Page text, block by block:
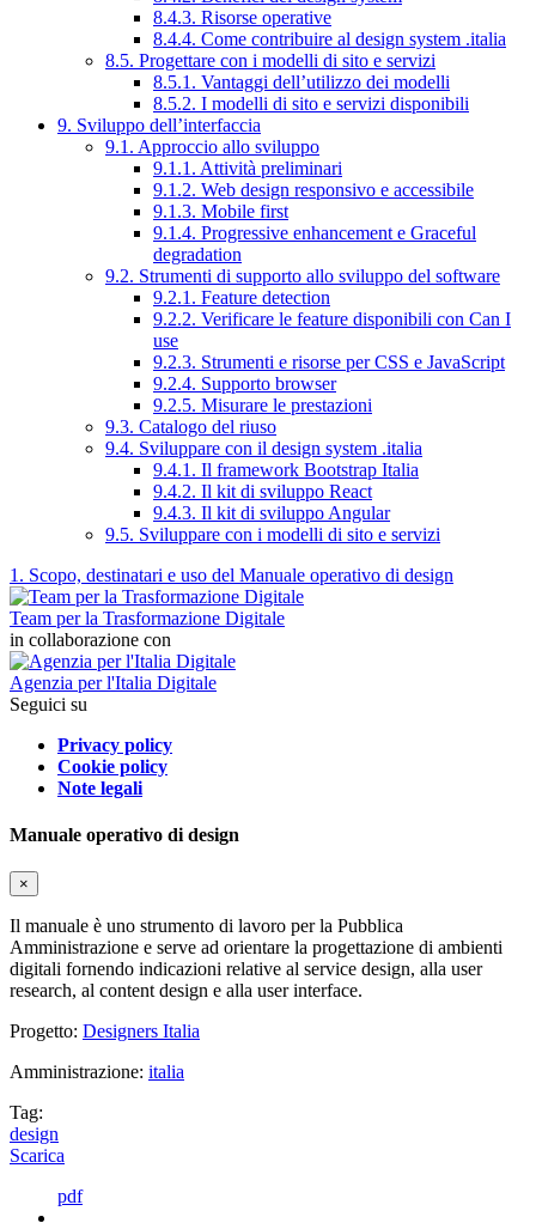
8.4.3. Risorse operative
8.4.4. Come contribuire al design system .italia
8.5. Progettare con i modelli di sito e servizi
8.5.1. Vantaggi dell’utilizzo dei modelli
8.5.2. I modelli di sito e servizi disponibili
9. Sviluppo dell’interfaccia
9.1. Approccio allo sviluppo
9.1.1. Attività preliminari
9.1.2. Web design responsivo e accessibile
9.1.3. Mobile first
9.1.4. Progressive enhancement e Graceful
degradation
9.2. Strumenti di supporto allo sviluppo del software
9.2.1. Feature detection
9.2.2. Verificare le feature disponibili con Can I
use
9.2.3. Strumenti e risorse per CSS e JavaScript
9.2.4. Supporto browser
9.2.5. Misurare le prestazioni
9.3. Catalogo del riuso
9.4. Sviluppare con il design system .italia
9.4.1. Il framework Bootstrap Italia
9.4.2. Il kit di sviluppo React
9.4.3. Il kit di sviluppo Angular
9.5. Sviluppare con i modelli di sito e servizi
1. Scopo, destinatari e uso del Manuale operativo di design
Team per la Trasformazione Digitale
in collaborazione con
Agenzia per l'Italia Digitale
Seguici su
Privacy policy
Cookie policy
Note legali
Manuale operativo di design
×
Il manuale è uno strumento di lavoro per la Pubblica
Amministrazione e serve ad orientare la progettazione di ambienti
digitali fornendo indicazioni relative al service design, alla user
research, al content design e alla user interface.
Progetto: Designers Italia
Amministrazione: italia
Tag:
design
Scarica
pdf